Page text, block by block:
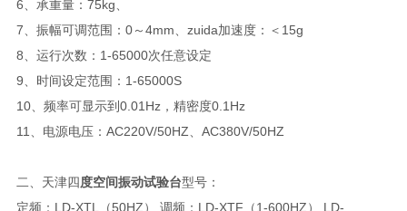
6、承重量：75kg、
7、振幅可调范围：0～4mm、zuida加速度：＜15g
8、运行次数：1-65000次任意设定
9、时间设定范围：1-65000S
10、频率可显示到0.01Hz，精密度0.1Hz
11、电源电压：AC220V/50HZ、AC380V/50HZ
二、天津四度空间振动试验台型号：
定频：LD-XTL（50HZ） 调频：LD-XTF（1-600HZ） LD-